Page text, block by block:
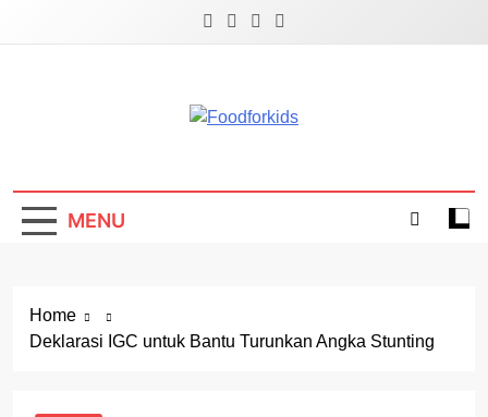
MENU
Home
Deklarasi IGC untuk Bantu Turunkan Angka Stunting